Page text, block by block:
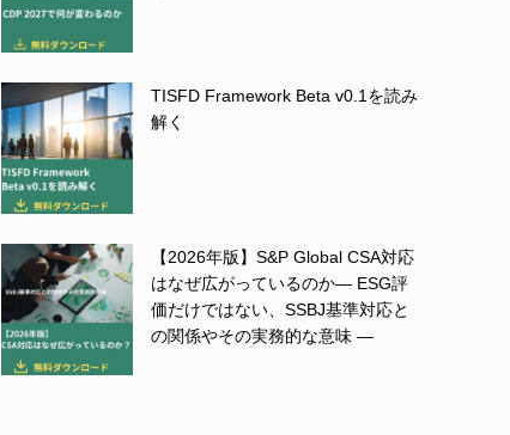
TISFD Framework Beta v0.1を読み
解く
【2026年版】S&P Global CSA対応
はなぜ広がっているのか― ESG評
価だけではない、SSBJ基準対応と
の関係やその実務的な意味 ―